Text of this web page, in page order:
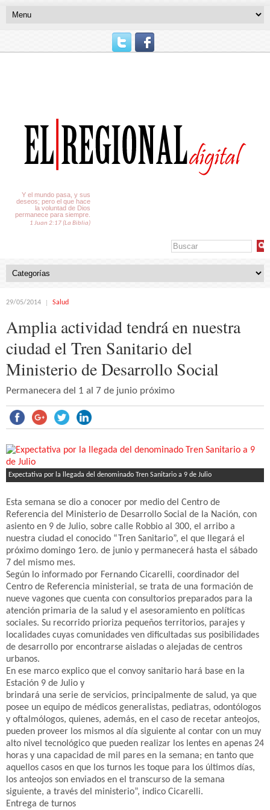
Y el mundo pasa, y sus
deseos; pero el que hace
la voluntad de Dios
permanece para siempre.
1 Juan 2:17 (La Biblia)
29/05/2014 Salud
Amplia actividad tendrá en nuestra
ciudad el Tren Sanitario del
Ministerio de Desarrollo Social
Permanecera del 1 al 7 de junio próximo
Expectativa por la llegada del denominado Tren Sanitario a 9 de Julio
Esta semana se dio a conocer por medio del Centro de
Referencia del Ministerio de Desarrollo Social de la Nación, con
asiento en 9 de Julio, sobre calle Robbio al 300, el arribo a
nuestra ciudad el conocido “Tren Sanitario”, el que llegará el
próximo domingo 1ero. de junio y permanecerá hasta el sábado
7 del mismo mes.
Según lo informado por Fernando Cicarelli, coordinador del
Centro de Referencia ministerial, se trata de una formación de
nueve vagones que cuenta con consultorios preparados para la
atención primaria de la salud y el asesoramiento en políticas
sociales. Su recorrido prioriza pequeños territorios, parajes y
localidades cuyas comunidades ven dificultadas sus posibilidades
de desarrollo por encontrarse aisladas o alejadas de centros
urbanos.
En ese marco explico que el convoy sanitario hará base en la
Estación 9 de Julio y
brindará una serie de servicios, principalmente de salud, ya que
posee un equipo de médicos generalistas, pediatras, odontólogos
y oftalmólogos, quienes, además, en el caso de recetar anteojos,
pueden proveer los mismos al día siguiente al contar con un muy
alto nivel tecnológico que pueden realizar los lentes en apenas 24
horas y una capacidad de mil pares en la semana; en tanto que
aquellos casos en que los turnos les toque para los últimos días,
los anteojos son enviados en el transcurso de la semana
siguiente, a través del ministerio”, indico Cicarelli.
Entrega de turnos